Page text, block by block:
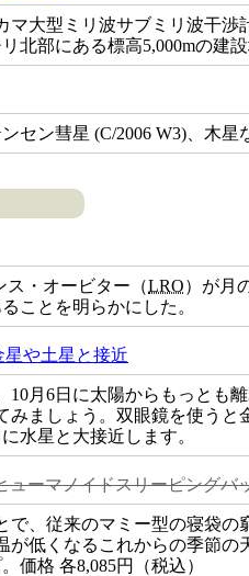
マ大型ミリ波サブミリ波干
北部にある標高5,000mの建設
セン彗星 (C/2006 W3)、木星
ス・オービター（LRO）が月
ことを明らかにした。
星や土星と接近
月6日に太陽からもっとも
みましょう。双眼鏡を使う
水星と大接近します。
ーマノイドスリーピングバ
で、従来のマミー型の寝袋
が低くなるこれからの季節
価格 各8,085円（税込）